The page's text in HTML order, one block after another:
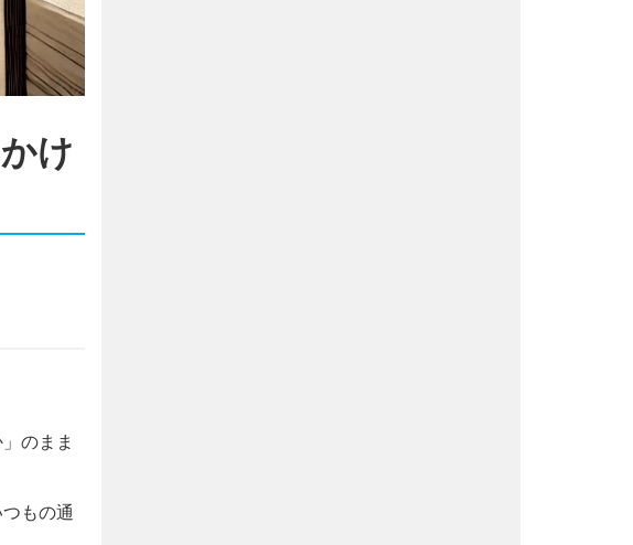
け
のまま
もの通